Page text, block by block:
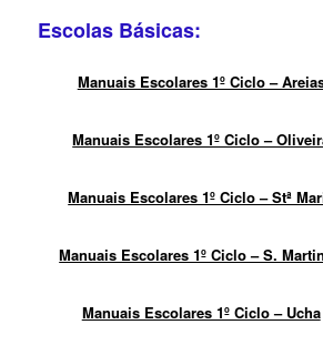
Escolas Básicas:
Manuais Escolares 1º Ciclo –
Manuais Escolares 1º Ciclo –
Manuais Escolares 1º Ciclo – Stª
Manuais Escolares 1º Ciclo – S.
Manuais Escolares 1º Ciclo – Ucha